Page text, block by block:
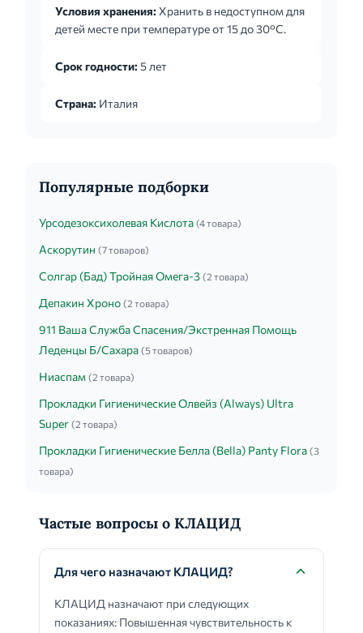
14 дней. Исключение составляют
внебольничная пневмония и синусит, которые
лечения микобактериальных инфекций, кроме
инфекциях рекомендована доза
Условия хранения: Хранить в недоступном для
детей месте при температуре от 15 до 30°С.
Срок годности: 5 лет
Страна: Италия
Популярные подборки
Урсодезоксихолевая Кислота (4 товара)
Аскорутин (7 товаров)
Солгар (Бад) Тройная Омега-3 (2 товара)
Депакин Хроно (2 товара)
911 Ваша Служба Спасения/Экстренная Помощь
Леденцы Б/Сахара (5 товаров)
Ниаспам (2 товара)
Прокладки Гигиенические Олвейз (Always) Ultra
Super (2 товара)
Прокладки Гигиенические Белла (Bella) Panty Flora (3
товара)
Частые вопросы о КЛАЦИД
Для чего назначают КЛАЦИД?
КЛАЦИД назначают при следующих
показаниях: Повышенная чувствительность к